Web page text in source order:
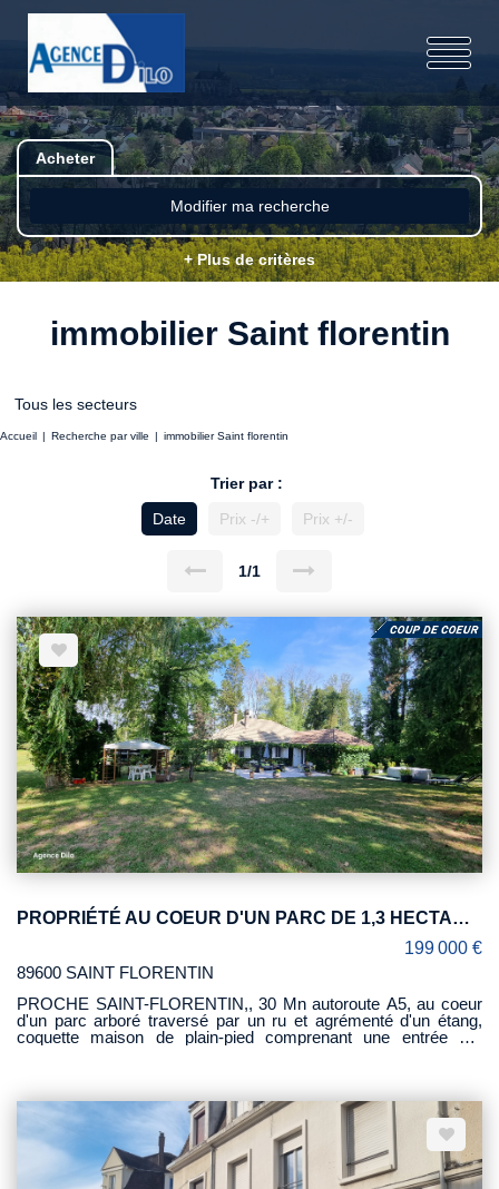
Acheter
Modifier ma recherche
+ Plus de critères
immobilier Saint florentin
Tous les secteurs
Accueil Recherche par ville immobilier Saint florentin
Trier par :
Date
Prix -/+ Prix +/-
1/1
PROPRIÉTÉ AU COEUR D'UN PARC DE 1,3 HECTARE AVEC ÉTANG et RU
199 000 €
89600 SAINT FLORENTIN
PROCHE SAINT-FLORENTIN,, 30 Mn autoroute A5, au coeur
d'un parc arboré traversé par un ru et agrémenté d'un étang,
coquette maison de plain-pied comprenant une entrée par
grande salle de réception d'environ 40 m², équipée d'un poêle à
bois et d'une cuisine d'été, offre un bel espace de convivialité.
Un garage complète l'ensemble. Le tout est situé dans un
environnement calme et verdoyant, sur un terrain arboré de 1,3
hectare, avec un étang et traversé par un ru.